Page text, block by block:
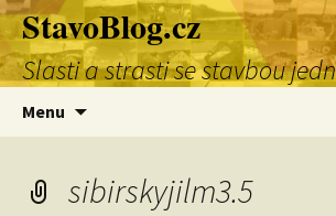
Přejít
k
obsahu
webu
StavoBlog.cz
Slasti a strasti se stavbou
Menu
sibirskyjilm3.5